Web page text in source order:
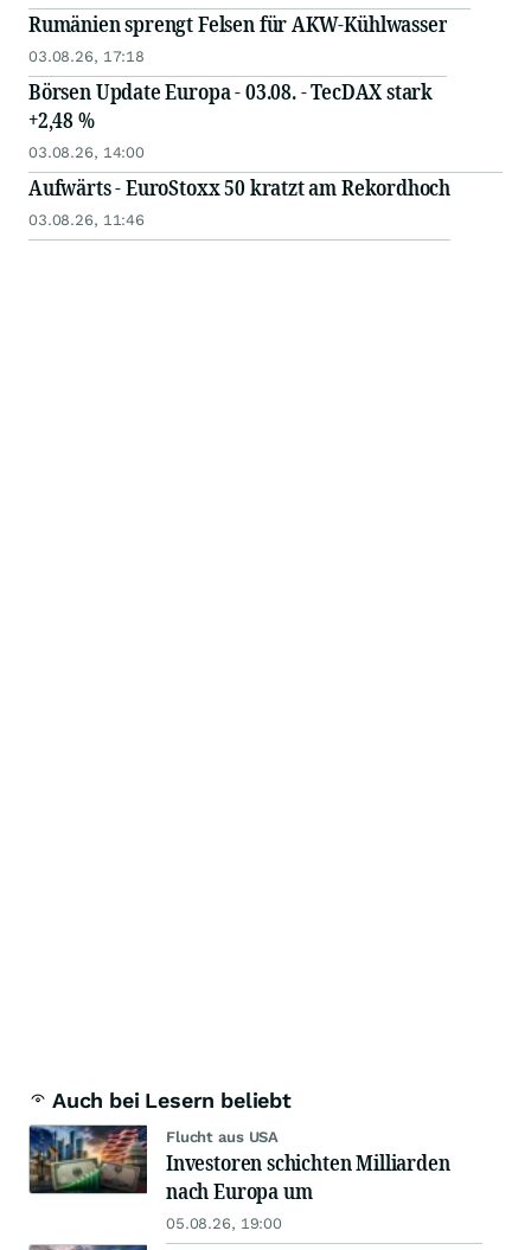
Rumänien sprengt Felsen für AKW-Kühlwasser
03.08.26, 17:18
Börsen Update Europa - 03.08. - TecDAX stark
+2,48 %
03.08.26, 14:00
Aufwärts - EuroStoxx 50 kratzt am Rekordhoch
03.08.26, 11:46
Auch bei Lesern beliebt
Flucht aus USA
Investoren schichten Milliarden
nach Europa um
05.08.26, 19:00